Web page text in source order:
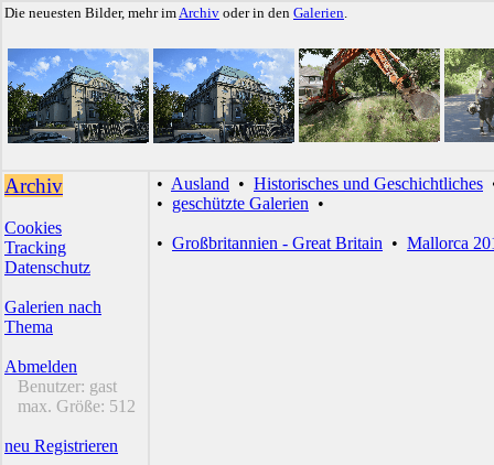
Die neuesten Bilder, mehr imArchiv oder in den Galerien.
Archiv
Cookies
Tracking
Datenschutz
Galerien nach
Thema
Abmelden
Benutzer: gast
max. Größe: 512
neu Registrieren
• Ausland • Historisches und Geschichtliches
• geschützte Galerien •
• Großbritannien - Great Britain • Mallorca